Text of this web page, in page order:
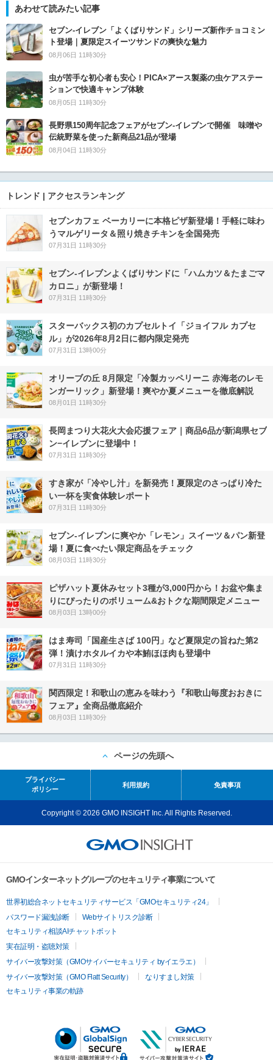
あわせて読みたい記事
セブン‐イレブン「よくばりサンド」シリーズ新作チョコミン
ト登場｜夏限定スイーツサンドの爽快な魅力
08月06日 11時30分
虫が苦手な初心者も安心！PICA×アース製薬の虫ケアステー
ションで快適キャンプ体験
08月05日 11時30分
長野県150周年記念フェアがセブン-イレブンで開催 味噌や
伝統野菜を使った新商品21品が登場
08月04日 11時30分
トレンド | アクセスランキング
セブンカフェ ベーカリーに本格ピザ新登場！手軽に味わ
うマルゲリータ＆照り焼きチキンを全国発売
07月31日 11時30分
セブン‐イレブンよくばりサンドに「ハムカツ＆たまごマ
カロニ」が新登場！
07月31日 11時30分
スターバックス初のカプセルトイ「ジョイフル カプセ
ル」が2026年8月2日に都内限定発売
07月31日 13時00分
オリーブの丘 8月限定「冷製カッペリーニ 赤海老のレモ
ンガーリック」新登場！爽やか夏メニューを徹底解説
08月01日 11時30分
長岡まつり大花火大会応援フェア｜商品6品が新潟県セブ
ン−イレブンに登場中！
07月31日 11時30分
すき家が「冷やし汁」を新発売！夏限定のさっぱり冷た
い一杯を実食体験レポート
07月31日 11時30分
セブン‐イレブンに爽やか「レモン」スイーツ＆パン新登
場！夏に食べたい限定商品をチェック
08月03日 11時30分
ピザハット夏休みセット3種が3,000円から！お盆や集ま
りにぴったりのボリューム&おトクな期間限定メニュー
08月03日 13時00分
はま寿司「国産生さば 100円」など夏限定の旨ねた第2
弾！漬けホタルイカや本鮪ほほ肉も登場中
07月31日 11時30分
関西限定！和歌山の恵みを味わう『和歌山毎度おおきに
フェア』全商品徹底紹介
08月03日 11時30分
ページの先頭へ
プライバシー
ポリシー
利用規約 免責事項
Copyright © 2026 GMO INSIGHT Inc. All Rights Reserved.
GMOインターネットグループのセキュリティ事業について
世界初総合ネットセキュリティサービス「GMOセキュリティ24」
パスワード漏洩診断
Webサイトリスク診断
セキュリティ相談AIチャットボット
実在証明・盗聴対策
サイバー攻撃対策（GMOサイバーセキュリティ byイエラエ）
サイバー攻撃対策（GMO Flatt Security）
なりすまし対策
セキュリティ事業の軌跡